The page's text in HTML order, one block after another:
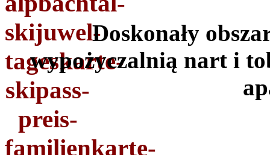
Doskonały
wypożyczalnią nart i